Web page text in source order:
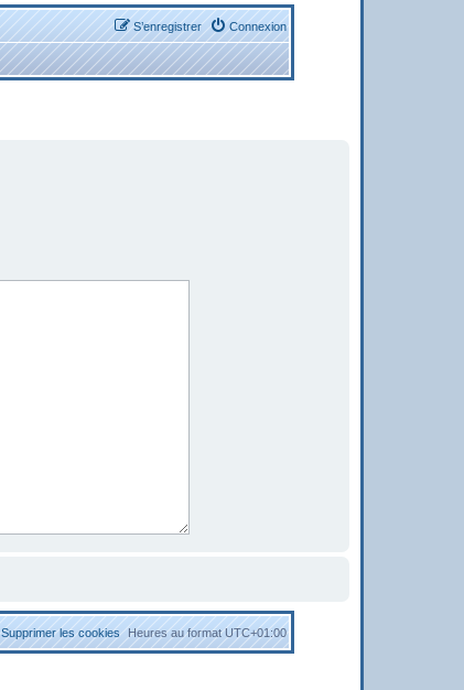
Connexion
S’enregistrer
Heures au formatUTC+01:00
Supprimer les cookies